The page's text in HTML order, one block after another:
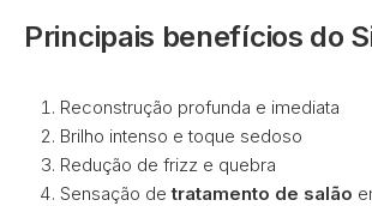
Principais benefícios do
Reconstrução profunda e imediata
Brilho intenso e toque sedoso
Redução de frizz e quebra
Sensação detratamento de salão